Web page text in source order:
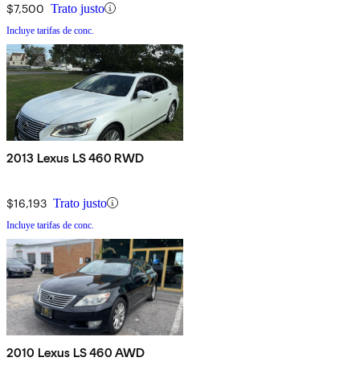
$7,500 Trato justo
Incluye tarifas de conc.
2013 Lexus LS 460 RWD
$16,193 Trato justo
Incluye tarifas de conc.
2010 Lexus LS 460 AWD